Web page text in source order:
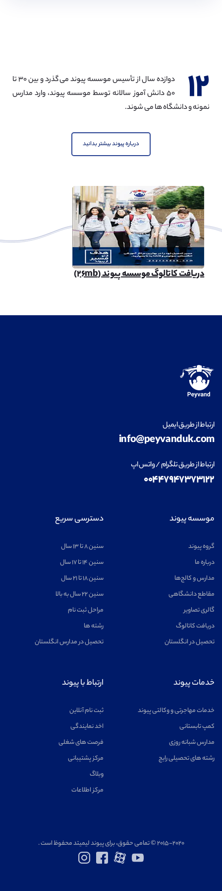
۱۲
دوازده سال از تأسیس موسسه پیوند می گذرد و بین ۳۰ تا
۵۰ دانش آموز سالانه توسط موسسه پیوند، وارد مدارس
نمونه و دانشگاه ها می شوند.
درباره پیوند بیشتر بدانید
دریافت کاتالوگ موسسه پیوند (۲۶mb)
ارتباط از طریق ایمیل
info@peyvanduk.com
ارتباط از طریق تلگرام / واتس اپ
۰۰۴۴۷۹۴۷۳۷۳۱۲۲
موسسه پیوند
گروه پیوند
درباره ما
مدارس و کالج‌ها
مقاطع دانشگاهی
گالری تصاویر
دریافت کاتالوگ
تحصیل در انگلستان
دسترسی سریع
سنین ۸ تا ۱۳ سال
سنین ۱۴ تا ۱۷ سال
سنین ۱۸ تا ۲۱ سال
سنین ۲۲ سال به بالا
مراحل ثبت نام
رشته ها
تحصیل در مدارس انگلستان
خدمات پیوند
خدمات مهاجرتی و وکالتی پیوند
کمپ تابستانی
مدارس شبانه روزی
رشته های تحصیلی رایج
ارتباط با پیوند
ثبت نام آنلاین
اخد نمایندگی
فرصت های شغلی
مرکز پشتیبانی
وبلاگ
مرکز اطلاعات
۲۰۱۵-۲۰۲۰ © تمامی حقوق، برای پیوند لیمیتد محفوظ است .